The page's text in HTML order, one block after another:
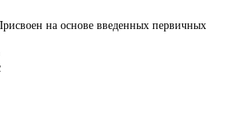
на основе введенных первичных